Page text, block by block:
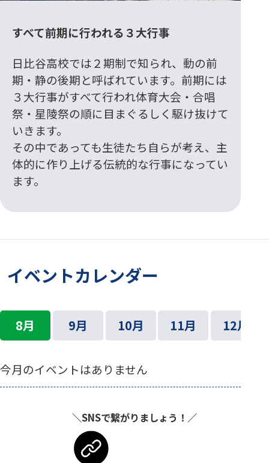
すべて前期に行われる３大行事
日比谷高校では２期制で知られ、動の前
期・静の後期と呼ばれています。前期には
３大行事がすべて行われ体育大会・合唱
祭・星陵祭の順に目まぐるしく駆け抜けて
いきます。
その中であっても生徒たち自らが考え、主
体的に作り上げる伝統的な行事になってい
ます。
イベントカレンダー
8月 9月 10月 11月 12月
今月のイベントはありません
＼SNSで繋がりましょう！／